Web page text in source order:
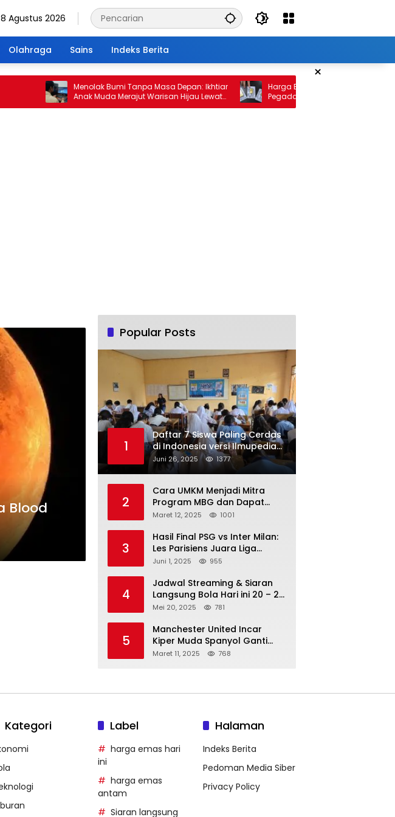
Agustus 2026
Olahraga Sains Indeks Berita
×
Menolak Bumi Tanpa Masa Depan: Ikhtiar
Anak Muda Merajut Warisan Hijau Lewat
Portal Waktu
Harga Emas 10 Februari 2026: Antam
Pegadaian Kembali Melonjak
Blood
Popular Posts
1
Daftar 7 Siswa Paling Cerdas
di Indonesia versi Ilmupedia
Tryout UTBK 2025
Juni 26, 2025 1377
2
Cara UMKM Menjadi Mitra
Program MBG dan Dapat
Modal Hingga Rp500 Juta
Maret 12, 2025 1001
3
Hasil Final PSG vs Inter Milan:
Les Parisiens Juara Liga
Champions 2025 usai Bantai il
Juni 1, 2025 955
4
Jadwal Streaming & Siaran
Langsung Bola Hari ini 20 – 21
Mei 2025: Manchester City vs
Mei 20, 2025 781
5
Manchester United Incar
Kiper Muda Spanyol Ganti
Andre Onana
Maret 11, 2025 768
Kategori Label
harga emas hari
ini
harga emas
antam
Siaran langsung
Halaman
Indeks Berita
Pedoman Media Siber
Privacy Policy